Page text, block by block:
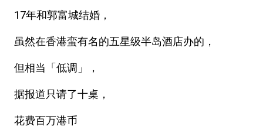
17年和郭富城结婚，
虽然在香港蛮有名的五星级半岛酒店办的，
但相当「低调」，
据报道只请了十桌，
花费百万港币